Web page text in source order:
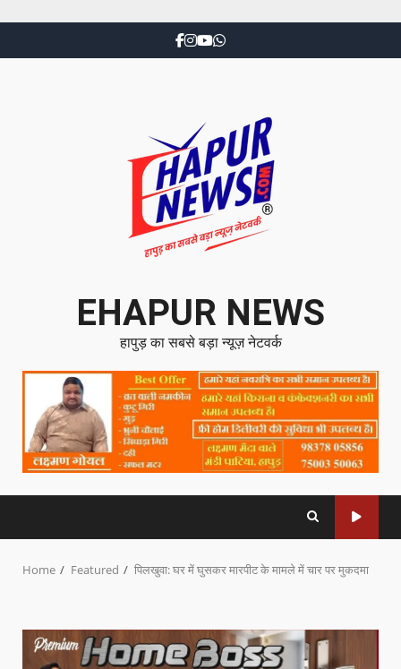
EHAPUR NEWS
हापुड़ का सबसे बड़ा न्यूज़ नेटवर्क
Home Featured पिलखुवा: घर में घुसकर मारपीट के मामले में चार पर मुकदमा